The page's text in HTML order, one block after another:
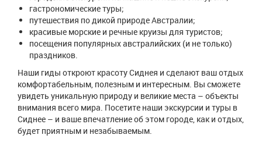
гастрономические туры;
путешествия по дикой природе Австралии;
красивые морские и речные круизы для туристов;
посещения популярных австралийских (и не только)
праздников.
Наши гиды откроют красоту Сиднея и сделают ваш отдых
комфортабельным, полезным и интересным. Вы сможете
увидеть уникальную природу и великие места – объекты
внимания всего мира. Посетите наши экскурсии и туры в
Сиднее – и ваше впечатление об этом городе, как и отдых,
будет приятным и незабываемым.